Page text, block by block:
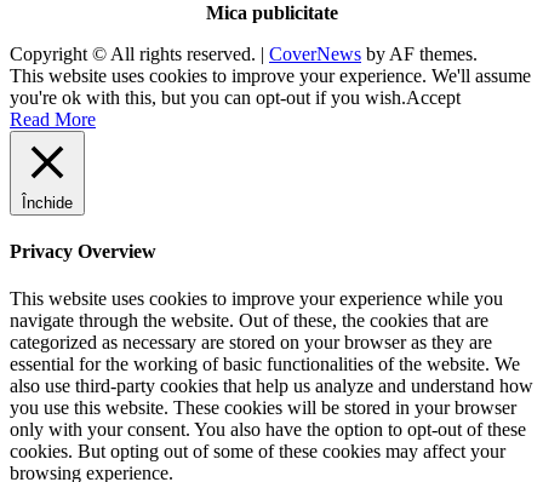
Mica publicitate
Copyright © All rights reserved. | CoverNews by AF themes.
This website uses cookies to improve your experience. We'll assume
you're ok with this, but you can opt-out if you wish.Accept
Read More
Închide
Privacy Overview
This website uses cookies to improve your experience while you
navigate through the website. Out of these, the cookies that are
categorized as necessary are stored on your browser as they are
essential for the working of basic functionalities of the website. We
also use third-party cookies that help us analyze and understand how
you use this website. These cookies will be stored in your browser
only with your consent. You also have the option to opt-out of these
cookies. But opting out of some of these cookies may affect your
browsing experience.